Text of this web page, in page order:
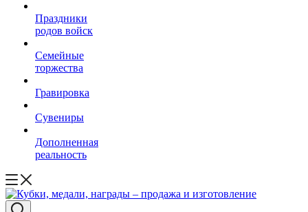
Праздники
родов войск
Семейные
торжества
Гравировка
Сувениры
Дополненная
реальность